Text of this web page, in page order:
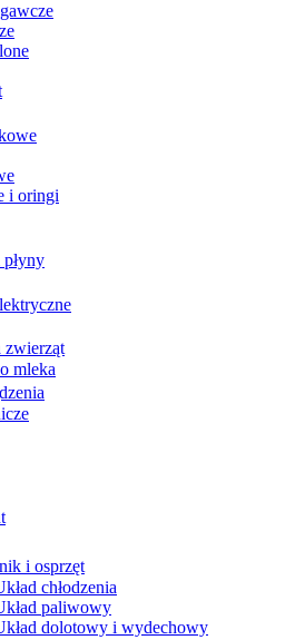
i oringi
mleka
i osprzęt
chłodzenia
paliwowy
dolotowy i wydechowy